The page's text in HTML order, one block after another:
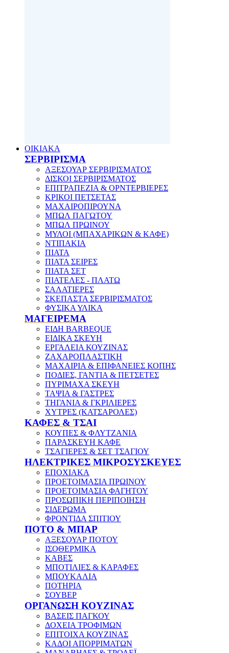
ΟΙΚΙΑΚΑ
ΣΕΡΒΙΡΙΣΜΑ
ΑΞΕΣΟΥΑΡ ΣΕΡΒΙΡΙΣΜΑΤΟΣ
ΔΙΣΚΟΙ ΣΕΡΒΙΡΙΣΜΑΤΟΣ
ΕΠΙΤΡΑΠΕΖΙΑ & ΟΡΝΤΕΡΒΙΕΡΕΣ
ΚΡΙΚΟΙ ΠΕΤΣΕΤΑΣ
ΜΑΧΑΙΡΟΠΙΡΟΥΝΑ
ΜΠΩΛ ΠΑΓΩΤΟΥ
ΜΠΩΛ ΠΡΩΙΝΟΥ
ΜΥΛΟΙ (ΜΠΑΧΑΡΙΚΩΝ & ΚΑΦΕ)
ΝΤΙΠΑΚΙΑ
ΠΙΑΤΑ
ΠΙΑΤΑ ΣΕΙΡΕΣ
ΠΙΑΤΑ ΣΕΤ
ΠΙΑΤΕΛΕΣ - ΠΛΑΤΩ
ΣΑΛΑΤΙΕΡΕΣ
ΣΚΕΠΑΣΤΑ ΣΕΡΒΙΡΙΣΜΑΤΟΣ
ΦΥΣΙΚΑ ΥΛΙΚΑ
ΜΑΓΕΙΡΕΜΑ
ΕΙΔΗ BARBEQUE
ΕΙΔΙΚΑ ΣΚΕΥΗ
ΕΡΓΑΛΕΙΑ ΚΟΥΖΙΝΑΣ
ΖΑΧΑΡΟΠΛΑΣΤΙΚΗ
ΜΑΧΑΙΡΙΑ & ΕΠΙΦΑΝΕΙΕΣ ΚΟΠΗΣ
ΠΟΔΙΕΣ, ΓΑΝΤΙΑ & ΠΕΤΣΕΤΕΣ
ΠΥΡΙΜΑΧΑ ΣΚΕΥΗ
ΤΑΨΙΑ & ΓΑΣΤΡΕΣ
ΤΗΓΑΝΙΑ & ΓΚΡΙΛΙΕΡΕΣ
ΧΥΤΡΕΣ (ΚΑΤΣΑΡΟΛΕΣ)
ΚΑΦΕΣ & ΤΣΑΙ
ΚΟΥΠΕΣ & ΦΛΥΤΖΑΝΙΑ
ΠΑΡΑΣΚΕΥΗ ΚΑΦΕ
ΤΣΑΓΙΕΡΕΣ & ΣΕΤ ΤΣΑΓΙΟΥ
ΗΛΕΚΤΡΙΚΕΣ ΜΙΚΡΟΣΥΣΚΕΥΕΣ
ΕΠΟΧΙΑΚΑ
ΠΡΟΕΤΟΙΜΑΣΙΑ ΠΡΩΙΝΟΥ
ΠΡΟΕΤΟΙΜΑΣΙΑ ΦΑΓΗΤΟΥ
ΠΡΟΣΩΠΙΚΗ ΠΕΡΙΠΟΙΗΣΗ
ΣΙΔΕΡΩΜΑ
ΦΡΟΝΤΙΔΑ ΣΠΙΤΙΟΥ
ΠΟΤΟ & ΜΠΑΡ
ΑΞΕΣΟΥΑΡ ΠΟΤΟΥ
ΙΣΟΘΕΡΜΙΚΑ
ΚΑΒΕΣ
ΜΠΟΤΙΛΙΕΣ & ΚΑΡΑΦΕΣ
ΜΠΟΥΚΑΛΙΑ
ΠΟΤΗΡΙΑ
ΣΟΥΒΕΡ
ΟΡΓΑΝΩΣΗ ΚΟΥΖΙΝΑΣ
ΒΑΣΕΙΣ ΠΑΓΚΟΥ
ΔΟΧΕΙΑ ΤΡΟΦΙΜΩΝ
ΕΠΙΤΟΙΧΑ ΚΟΥΖΙΝΑΣ
ΚΑΔΟΙ ΑΠΟΡΡΙΜΑΤΩΝ